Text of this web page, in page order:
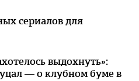
сериалов для
выдохнуть»:
— о клубном буме в